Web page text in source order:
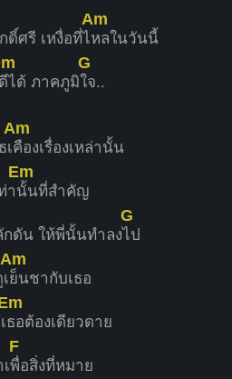
ดิ์ศรี เหงื่อที่ไ
Am
หลในวันนี้
ดีได้ ภาคภูมิ
G
ใจ..
เ
Am
คืองเรื่องเหล่านั้น
า
Em
นั้นที่สำคัญ
กดัน ให้พี่นั้นทำลง
G
ไป
Am
ย็นชากับเธอ
ธอต้องเดียวดาย
F
พื่อสิ่งที่หมาย